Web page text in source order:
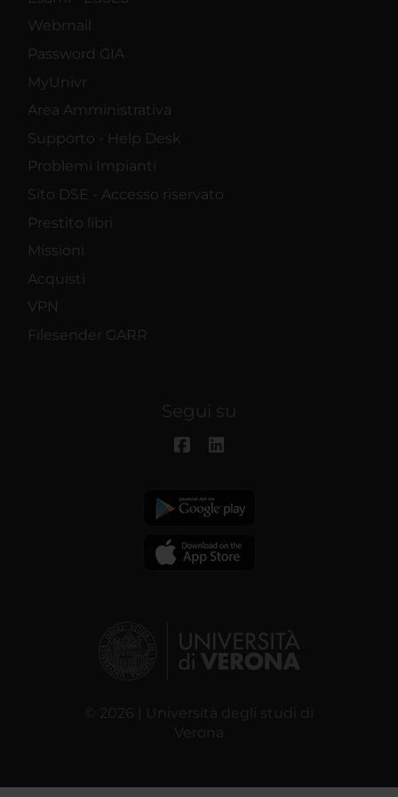
Webmail
Password GIA
MyUnivr
Area Amministrativa
Supporto - Help Desk
Problemi Impianti
Sito DSE - Accesso riservato
Prestito libri
Missioni
Acquisti
VPN
Filesender GARR
Segui su
© 2026 | Università degli studi di
Verona